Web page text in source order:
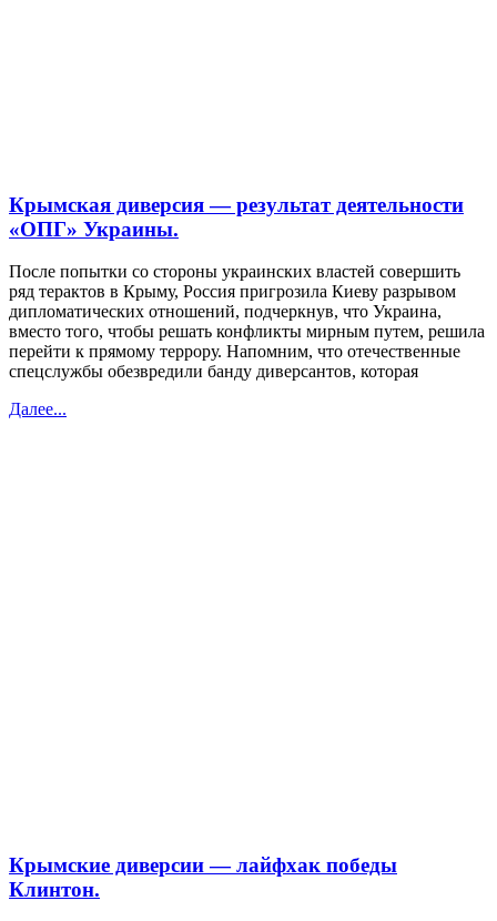
Крымская диверсия — результат деятельности
«ОПГ» Украины.
После попытки со стороны украинских властей совершить
ряд терактов в Крыму, Россия пригрозила Киеву разрывом
дипломатических отношений, подчеркнув, что Украина,
вместо того, чтобы решать конфликты мирным путем, решила
перейти к прямому террору. Напомним, что отечественные
спецслужбы обезвредили банду диверсантов, которая
Далее...
Крымские диверсии — лайфхак победы
Клинтон.